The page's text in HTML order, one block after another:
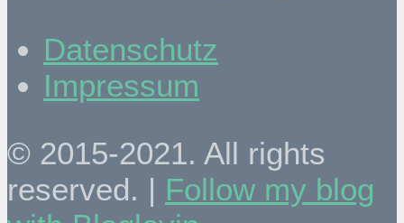
Datenschutz
Impressum
© 2015-2021. All rights
reserved. | Follow my blog